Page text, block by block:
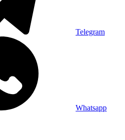
Telegram
Whatsapp